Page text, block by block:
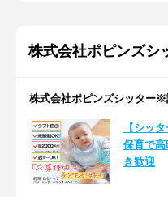
株式会社ポピンズシ
株式会社ポピンズシッター※
【シッ
保育で
き歓迎